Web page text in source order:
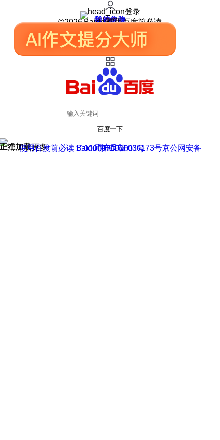
登录
我的关注
我的收藏
皮肤中心
用户反馈
设置
©2026 Baidu 使用百度前必读
百度一下
正在加载
上滑加载更多 用户反馈
使用百度前必读 Baidu 京ICP证030173号
京公网安备11000002000001号